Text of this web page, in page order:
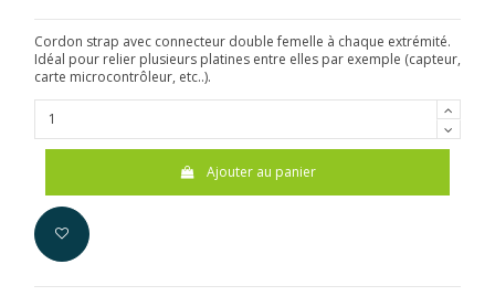
Cordon strap avec connecteur double femelle à chaque extrémité.
Idéal pour relier plusieurs platines entre elles par exemple (capteur,
carte microcontrôleur, etc..).
Ajouter au panier